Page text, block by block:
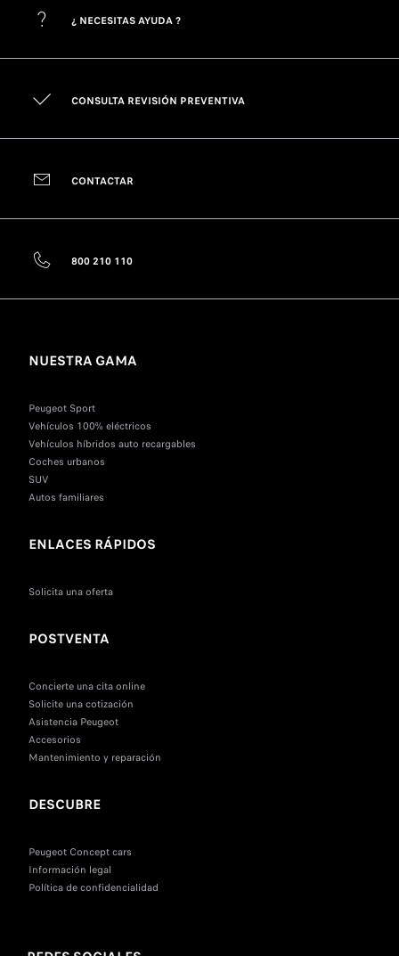
¿ NECESITAS AYUDA ?
CONSULTA REVISIÓN PREVENTIVA
CONTACTAR
800 210 110
NUESTRA GAMA
Peugeot Sport
Vehículos 100% eléctricos
Vehículos híbridos auto recargables
Coches urbanos
SUV
Autos familiares
ENLACES RÁPIDOS
Solicita una oferta
POSTVENTA
Concierte una cita online
Solicite una cotización
Asistencia Peugeot
Accesorios
Mantenimiento y reparación
DESCUBRE
Peugeot Concept cars
Información legal
Política de confidencialidad